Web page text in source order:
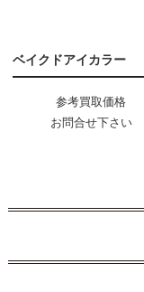
ベイクドアイカラー
参考買取価格
お問合せ下さい